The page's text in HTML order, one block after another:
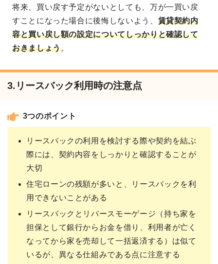
将来、買い戻す予定がないとしても、万が一買い戻
すことになった場合に後悔しないよう、 賃貸契約内
容と買い戻し額の設定についてしっかりと確認して
おきましょう。
3.リースバック利用時の注意点
3つのポイント
リースバックの利用を検討する際や契約を結ぶ
際には、契約内容をしっかりと確認することが
大切
住宅ローンの残額が多いと、リースバックを利
用できないことがある
リースバックとリバースモーゲージ（持ち家を
担保として銀行からお金を借り、利用者が亡く
なってから家を売却して一括返済する）は似て
いるが、異なる仕組みである点に注意する